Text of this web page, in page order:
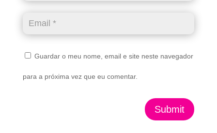
Guardar o meu nome, email e site neste navegador
para a próxima vez que eu comentar.
Submit